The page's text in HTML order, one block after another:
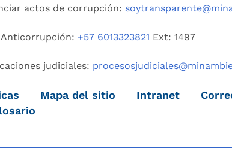
actos de corrupción:
Anticorrupción: +57 6013323821 Ext: 1497
judiciales:
Mapa del sitio Intranet